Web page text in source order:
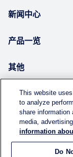
新闻中心
产品一览
其他
This website
to analyze
share information
media,
information
Do